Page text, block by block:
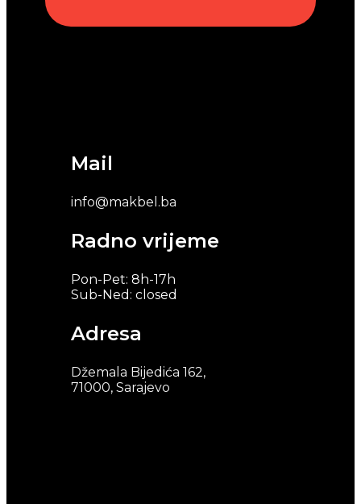
Mail
info@makbel.ba
Radno vrijeme
Pon-Pet: 8h-17h
Sub-Ned: closed
Adresa
Džemala Bijedića 162,
71000, Sarajevo